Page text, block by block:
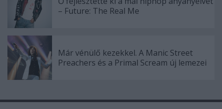
– Future: The Real Me
Már vénülő kezekkel. A Manic Street
Preachers és a Primal Scream új lemezei